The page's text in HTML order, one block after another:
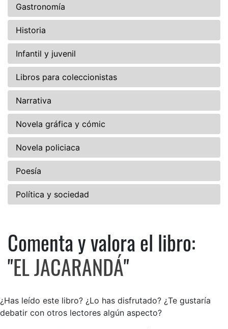
Gastronomía
Historia
Infantil y juvenil
Libros para coleccionistas
Narrativa
Novela gráfica y cómic
Novela policiaca
Poesía
Política y sociedad
Comenta y valora el libro: EL
Comenta y valora el libro:
"EL JACARANDÁ"
¿Has leído este libro? ¿Lo has disfrutado? ¿Te gustaría
debatir con otros lectores algún aspecto?